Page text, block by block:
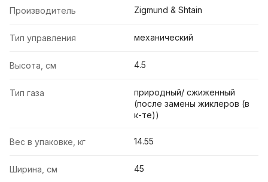
Производитель Zigmund & Shtain
Тип управления механический
Высота, см 4.5
Тип газа
природный/ сжиженный
(после замены жиклеров (в
к-те))
Вес в упаковке, кг 14.55
Ширина, см 45